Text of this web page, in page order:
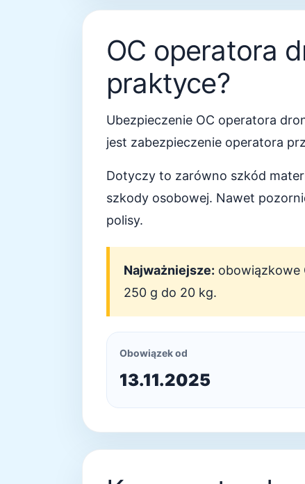
OC operatora
praktyce?
Ubezpieczenie OC operatora
jest zabezpieczenie operatora
Dotyczy to zarówno szkód
szkody osobowej. Nawet
polisy.
Najważniejsze: obowiązkowe
250 g do 20 kg.
Obowiązek od
13.11.2025